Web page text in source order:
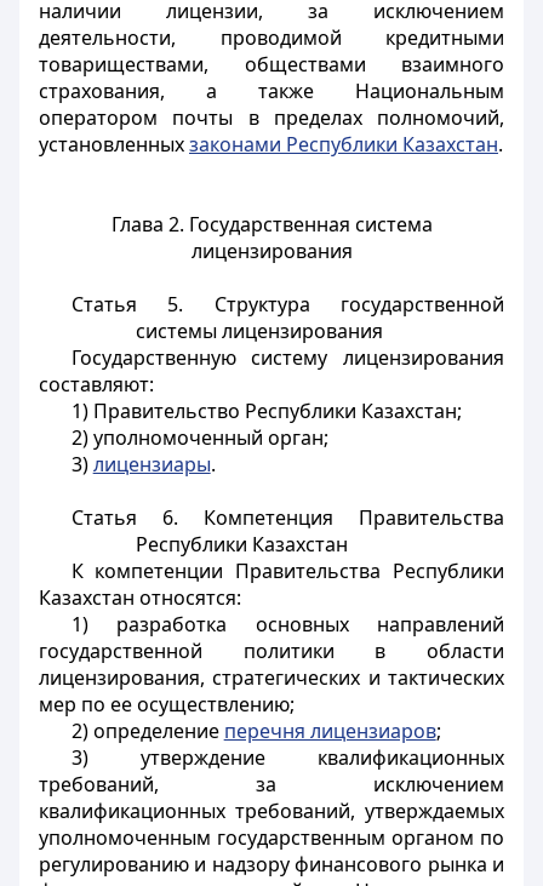
наличии лицензии, за исключением
деятельности, проводимой кредитными
товариществами, обществами взаимного
страхования, а также Национальным
оператором почты в пределах полномочий,
установленныхзаконами Республики Казахстан.
Глава 2. Государственная система
лицензирования
Статья 5. Структура государственной
системы лицензирования
Государственную систему лицензирования
составляют:
1) Правительство Республики Казахстан;
2) уполномоченный орган;
3)лицензиары.
Статья 6. Компетенция Правительства
Республики Казахстан
К компетенции Правительства Республики
Казахстан относятся:
1) разработка основных направлений
государственной политики в области
лицензирования, стратегических и тактических
мер по ее осуществлению;
2) определение перечня лицензиаров;
3) утверждение квалификационных
требований, за исключением
квалификационных требований, утверждаемых
уполномоченным государственным органом по
регулированию и надзору финансового рынка и